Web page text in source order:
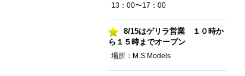
13：00〜17：00
8/15はゲリラ営業 １０時か
ら１５時までオープン
場所：M.S Models